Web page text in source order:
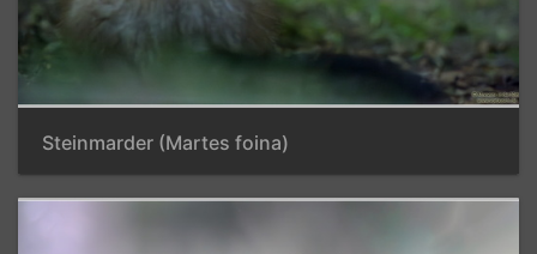
Steinmarder (Martes foina)